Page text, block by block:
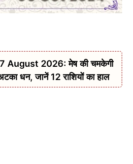
August 2026: मेष की चमकेगी
धन, जानें 12 राशियों का हाल